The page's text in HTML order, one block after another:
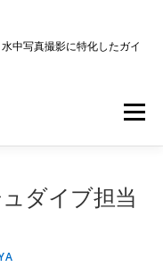
中写真撮影に特化したガイ
メニュー
ダイブ担当